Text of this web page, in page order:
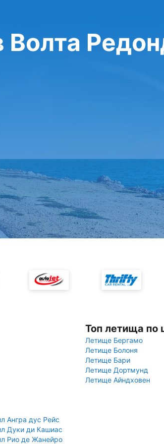
Волта
Топ летища по
Летище Бергамо
Летище Болоня
Летище Бари
Летище Дортмунд
Летище Айндховен
Ангра дус Рейс
Дуки ди Кашиас
Рио де Жанейро